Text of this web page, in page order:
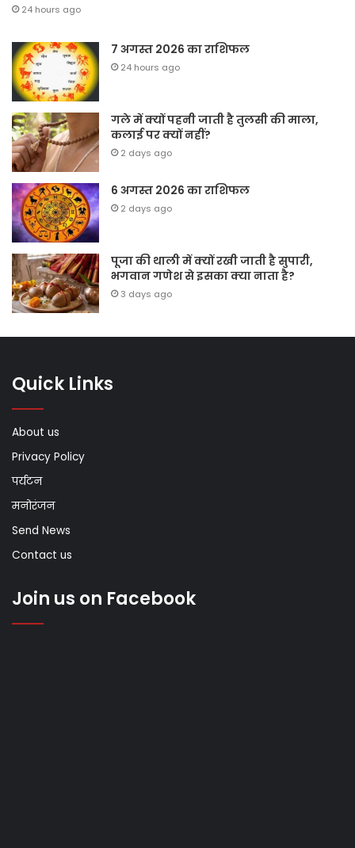
24 hours ago
7 अगस्त 2026 का राशिफल
24 hours ago
गले में क्यों पहनी जाती है तुलसी की माला,
कलाई पर क्यों नहीं?
2 days ago
6 अगस्त 2026 का राशिफल
2 days ago
पूजा की थाली में क्यों रखी जाती है सुपारी,
भगवान गणेश से इसका क्या नाता है?
3 days ago
Quick Links
About us
Privacy Policy
पर्यटन
मनोरंजन
Send News
Contact us
Join us on Facebook